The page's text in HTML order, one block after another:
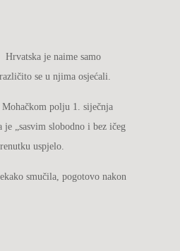
je naime samo
se u njima osjećali.
polju 1. siječnja
„sasvim slobodno i bez ičeg
uspjelo.
smučila, pogotovo nakon